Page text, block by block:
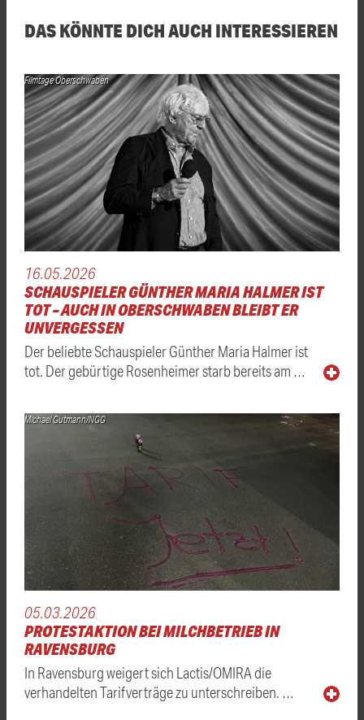
DAS KÖNNTE DICH AUCH INTERESSIEREN
Filmtage Oberschwaben
16.05.2026
SCHAUSPIELER GÜNTHER MARIA HALMER IST
TOT – AUCH IN OBERSCHWABEN BLEIBT ER
UNVERGESSEN
Der beliebte Schauspieler Günther Maria Halmer ist
tot. Der gebürtige Rosenheimer starb bereits am …
Michael Gutmann/NGG
05.03.2026
PROTESTAKTION BEI MILCHBETRIEB IN
RAVENSBURG
In Ravensburg weigert sich Lactis/OMIRA die
verhandelten Tarifverträge zu unterschreiben. …